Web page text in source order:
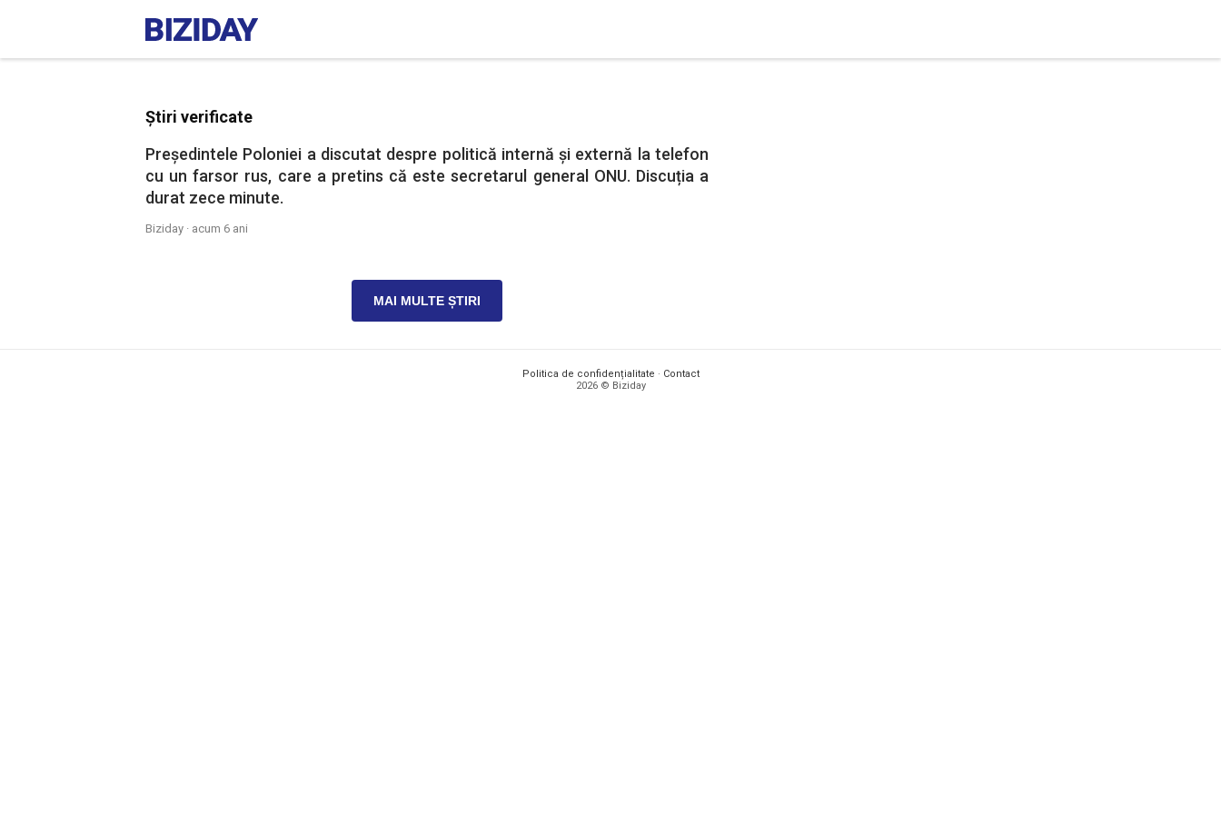
Știri verificate
Președintele Poloniei a discutat despre politică internă și externă la telefon
cu un farsor rus, care a pretins că este secretarul general ONU. Discuția a
durat zece minute.
Biziday · acum 6 ani
MAI MULTE ȘTIRI
Politica de confidențialitate · Contact
2026 © Biziday